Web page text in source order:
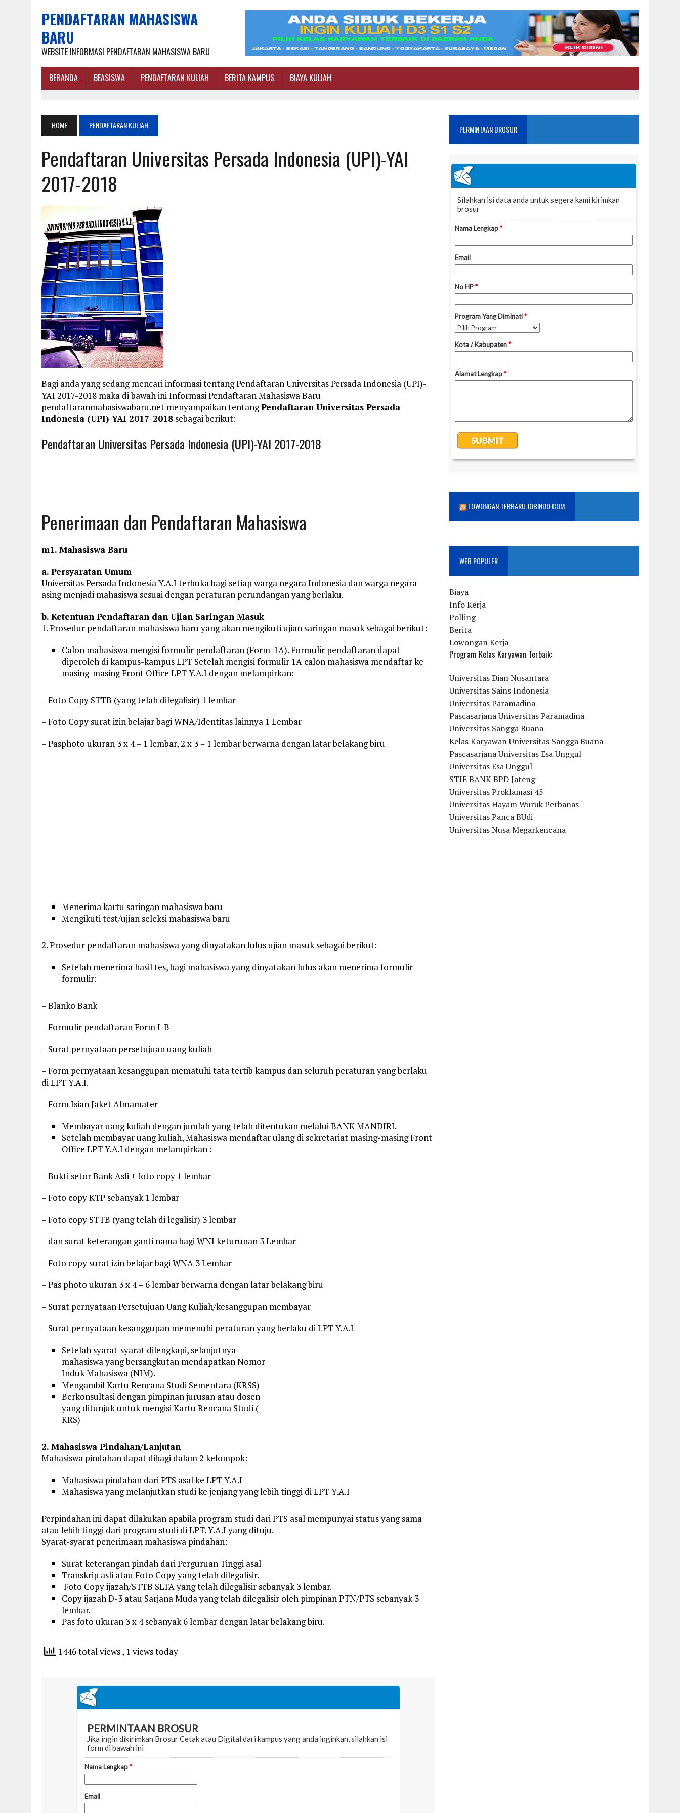
PENDAFTARAN MAHASISWA
BARU
WEBSITE INFORMASI PENDAFTARAN MAHASISWA BARU
BERANDA BEASISWA PENDAFTARAN KULIAH BERITA KAMPUS BIAYA KULIAH
HOME PENDAFTARAN KULIAH
Pendaftaran Universitas Persada Indonesia (UPI)-YAI
2017-2018
Bagi anda yang sedang mencari informasi tentang Pendaftaran Universitas Persada Indonesia (UPI)-
YAI 2017-2018 maka di bawah ini Informasi Pendaftaran Mahasiswa Baru
pendaftaranmahasiswabaru.net menyampaikan tentangPendaftaran Universitas Persada
Indonesia (UPI)-YAI 2017-2018 sebagai berikut:
Pendaftaran Universitas Persada Indonesia (UPI)-YAI 2017-2018
Penerimaan dan Pendaftaran Mahasiswa
m1. Mahasiswa Baru
a. Persyaratan Umum
Universitas Persada Indonesia Y.A.I terbuka bagi setiap warga negara Indonesia dan warga negara
asing menjadi mahasiswa sesuai dengan peraturan perundangan yang berlaku.
b. Ketentuan Pendaftaran dan Ujian Saringan Masuk
1. Prosedur pendaftaran mahasiswa baru yang akan mengikuti ujian saringan masuk sebagai berikut:
Calon mahasiswa mengisi formulir pendaftaran (Form-1A). Formulir pendaftaran dapat
diperoleh di kampus-kampus LPT Setelah mengisi formulir 1A calon mahasiswa mendaftar ke
masing-masing Front Office LPT Y.A.I dengan melampirkan:
– Foto Copy STTB (yang telah dilegalisir) 1 lembar
– Foto Copy surat izin belajar bagi WNA/Identitas lainnya 1 Lembar
– Pasphoto ukuran 3 x 4 = 1 lembar, 2 x 3 = 1 lembar berwarna dengan latar belakang biru
Menerima kartu saringan mahasiswa baru
Mengikuti test/ujian seleksi mahasiswa baru
2. Prosedur pendaftaran mahasiswa yang dinyatakan lulus ujian masuk sebagai berikut:
Setelah menerima hasil tes, bagi mahasiswa yang dinyatakan lulus akan menerima formulir-
formulir:
– Blanko Bank
– Formulir pendaftaran Form I-B
– Surat pernyataan persetujuan uang kuliah
– Form pernyataan kesanggupan mematuhi tata tertib kampus dan seluruh peraturan yang berlaku
di LPT Y.A.I.
– Form Isian Jaket Almamater
Membayar uang kuliah dengan jumlah yang telah ditentukan melalui BANK MANDIRI.
Setelah membayar uang kuliah, Mahasiswa mendaftar ulang di sekretariat masing-masing Front
Office LPT Y.A.I dengan melampirkan :
– Bukti setor Bank Asli + foto copy 1 lembar
– Foto copy KTP sebanyak 1 lembar
– Foto copy STTB (yang telah di legalisir) 3 lembar
– dan surat keterangan ganti nama bagi WNI keturunan 3 Lembar
– Foto copy surat izin belajar bagi WNA 3 Lembar
– Pas photo ukuran 3 x 4 = 6 lembar berwarna dengan latar belakang biru
– Surat pernyataan Persetujuan Uang Kuliah/kesanggupan membayar
– Surat pernyataan kesanggupan memenuhi peraturan yang berlaku di LPT Y.A.I
Setelah syarat-syarat dilengkapi, selanjutnya
mahasiswa yang bersangkutan mendapatkan Nomor
Induk Mahasiswa (NIM).
Mengambil Kartu Rencana Studi Sementara (KRSS)
Berkonsultasi dengan pimpinan jurusan atau dosen
yang ditunjuk untuk mengisi Kartu Rencana Studi (
KRS)
2. Mahasiswa Pindahan/Lanjutan
Mahasiswa pindahan dapat dibagi dalam 2 kelompok:
Mahasiswa pindahan dari PTS asal ke LPT Y.A.I
Mahasiswa yang melanjutkan studi ke jenjang yang lebih tinggi di LPT Y.A.I
Perpindahan ini dapat dilakukan apabila program studi dari PTS asal mempunyai status yang sama
atau lebih tinggi dari program studi di LPT. Y.A.I yang dituju.
Syarat-syarat penerimaan mahasiswa pindahan:
Surat keterangan pindah dari Perguruan Tinggi asal
Transkrip asli atau Foto Copy yang telah dilegalisir.
Foto Copy ijazah/STTB SLTA yang telah dilegalisir sebanyak 3 lembar.
Copy ijazah D-3 atau Sarjana Muda yang telah dilegalisir oleh pimpinan PTN/PTS sebanyak 3
lembar.
Pas foto ukuran 3 x 4 sebanyak 6 lembar dengan latar belakang biru.
1446 total views, 1 views today
PERMINTAAN BROSUR
LOWONGAN TERBARU JOBINDO.COM
WEB POPULER
Biaya
Info Kerja
Polling
Berita
Lowongan Kerja
Program Kelas Karyawan Terbaik:
Universitas Dian Nusantara
Universitas Sains Indonesia
Universitas Paramadina
Pascasarjana Universitas Paramadina
Universitas Sangga Buana
Kelas Karyawan Universitas Sangga Buana
Pascasarjana Universitas Esa Unggul
Universitas Esa Unggul
STIE BANK BPD Jateng
Universitas Proklamasi 45
Universitas Hayam Wuruk Perbanas
Universitas Panca BUdi
Universitas Nusa Megarkencana